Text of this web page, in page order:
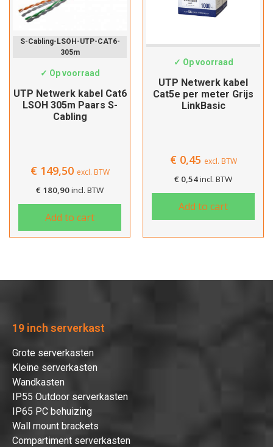
S-Cabling-LSOH-UTP-CAT6-
305m
✓ Op voorraad
UTP Netwerk kabel Cat6
LSOH 305m Paars S-
Cabling
€149,50 excl. BTW
€ 180,90incl. BTW
Add to cart
✓ Op voorraad
UTP Netwerk kabel
Cat5e per meter Grijs
LinkBasic
€0,45 excl. BTW
€ 0,54incl. BTW
Add to cart
19 inch serverkast
Grote serverkasten
Kleine serverkasten
Wandkasten
IP55 Outdoor serverkasten
IP65 PC behuizing
Wall mount brackets
Compartiment serverkasten